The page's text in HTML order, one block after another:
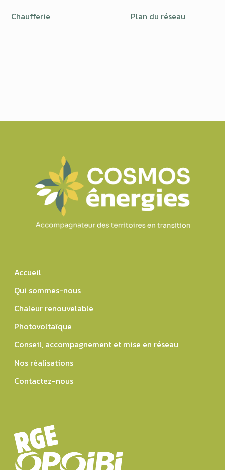
Chaufferie Plan du réseau
Accueil
Qui sommes-nous
Chaleur renouvelable
Photovoltaîque
Conseil, accompagnement et mise en réseau
Nos réalisations
Contactez-nous